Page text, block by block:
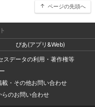
ページの先頭へ
ぴあ(アプリ&Web)
スデータの利用・著作権等
・その他お問い合わせ
のお問い合わせ